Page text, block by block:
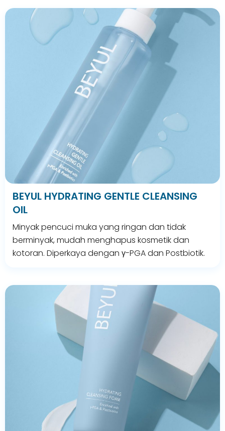
BEYUL HYDRATING GENTLE CLEANSING
OIL
Minyak pencuci muka yang ringan dan tidak
berminyak, mudah menghapus kosmetik dan
kotoran. Diperkaya dengan γ-PGA dan Postbiotik.